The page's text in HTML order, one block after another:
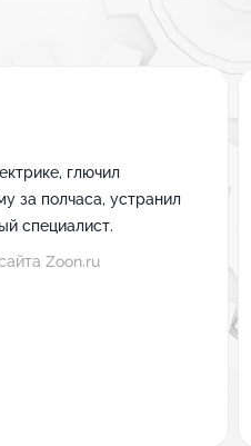
глючил
за полчаса, устранил
специалист.
Zoon.ru